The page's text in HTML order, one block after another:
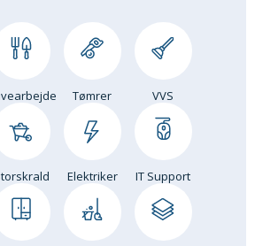
Tømrer VVS
Elektriker IT Support